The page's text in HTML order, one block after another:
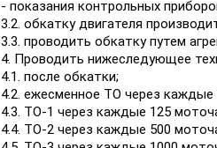
- показания контрольных
3.2. обкатку двигателя
3.3. проводить обкатку путем
4. Проводить нижеследующее
4.1. после обкатки;
4.2. ежесменное ТО через
4.3. ТО-1 через каждые 125
4.4. ТО-2 через каждые 500